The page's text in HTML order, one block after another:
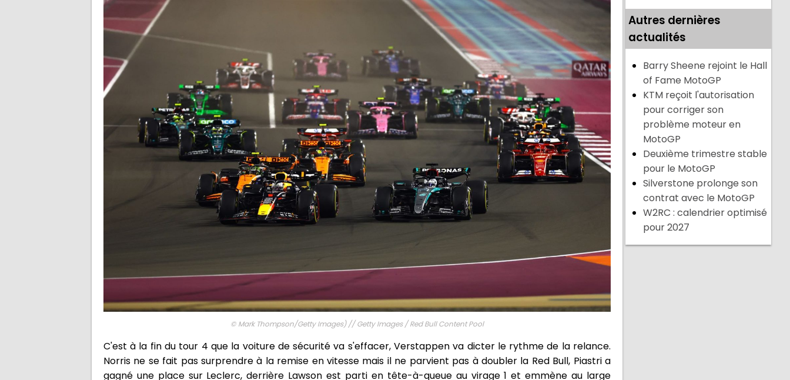
© Mark Thompson/Getty Images) // Getty Images / Red Bull Content Pool
C'est à la fin du tour 4 que la voiture de sécurité va s'effacer, Verstappen va dicter le rythme de la relance.
Norris ne se fait pas surprendre à la remise en vitesse mais il ne parvient pas à doubler la Red Bull, Piastri a
gagné une place sur Leclerc, derrière Lawson est parti en tête-à-queue au virage 1 et emmène au large
Autres dernières
actualités
Barry Sheene rejoint le Hall
of Fame MotoGP
KTM reçoit l'autorisation
pour corriger son
problème moteur en
MotoGP
Deuxième trimestre stable
pour le MotoGP
Silverstone prolonge son
contrat avec le MotoGP
W2RC : calendrier optimisé
pour 2027